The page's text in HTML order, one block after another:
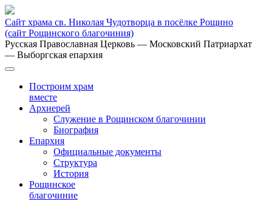
Сайт храма св. Николая Чудотворца в посёлке Рощино
(сайт Рощинского благочиния)
Русская Православная Церковь — Московский Патриархат
— Выборгская епархия
Построим храм
вместе
Архиерей
Служение в Рощинском благочинии
Биография
Епархия
Официальные документы
Структура
История
Рощинское
благочиние